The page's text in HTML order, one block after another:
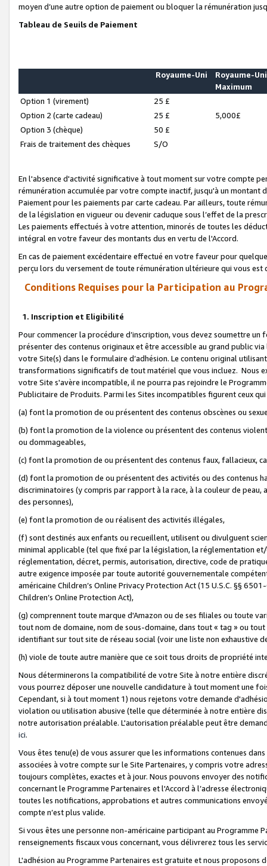
moyen d’une autre option de paiement ou bloquer la rémunération
Tableau de Seuils de Paiement
Royaume-Uni
Royaume-Uni
Maximum
Option 1 (virement)
25 £
Option 2 (carte cadeau)
25 £
5,000£
Option 3 (chèque)
50 £
Frais de traitement des chèques
S/O
En l'absence d'activité significative à tout moment sur votre compte
rémunération accumulée par votre compte inactif, jusqu'à un montant
Paiement pour les paiements par carte cadeau. Par ailleurs, toute
de la législation en vigueur ou devenir caduque sous l’effet de la
Les paiements effectués à votre attention, minorés de toutes les
intégral en votre faveur des montants dus en vertu de l'Accord.
En cas de paiement excédentaire effectué en votre faveur pour
perçu lors du versement de toute rémunération ultérieure qui vous est
Conditions Requises pour la Participation au
1. Inscription et Eligibilité
Pour commencer la procédure d’inscription, vous devez soumettre
présenter des contenus originaux et être accessible au grand public
votre Site(s) dans le formulaire d’adhésion. Le contenu original
transformations significatifs de tout matériel que vous incluez. Nous
votre Site s'avère incompatible, il ne pourra pas rejoindre le
Publicitaire de Produits. Parmi les Sites incompatibles figurent ceux
(a) font la promotion de ou présentent des contenus obscènes ou
(b) font la promotion de la violence ou présentent des contenus
ou dommageables,
(c) font la promotion de ou présentent des contenus faux, fallacieux,
(d) font la promotion de ou présentent des activités ou des contenus
discriminatoires (y compris par rapport à la race, à la couleur de
des personnes),
(e) font la promotion de ou réalisent des activités illégales,
(f) sont destinés aux enfants ou recueillent, utilisent ou divulguent
minimal applicable (tel que fixé par la législation, la réglementation
réglementation, décret, permis, autorisation, directive, code de
autre exigence imposée par toute autorité gouvernementale
américaine Children’s Online Privacy Protection Act (15 U.S.C. §§
Children’s Online Protection Act),
(g) comprennent toute marque d'Amazon ou de ses filiales ou toute
tout nom de domaine, nom de sous-domaine, dans tout « tag » ou
identifiant sur tout site de réseau social (voir une liste non exhaustive
(h) viole de toute autre manière que ce soit tous droits de propriété
Nous déterminerons la compatibilité de votre Site à notre entière
vous pourrez déposer une nouvelle candidature à tout moment une
Cependant, si à tout moment 1) nous rejetons votre demande
violation ou utilisation abusive (telle que déterminée à notre entière
notre autorisation préalable. L'autorisation préalable peut être
ici.
Vous êtes tenu(e) de vous assurer que les informations contenues
associées à votre compte sur le Site Partenaires, y compris votre
toujours complètes, exactes et à jour. Nous pouvons envoyer des
concernant le Programme Partenaires et l'Accord à l’adresse
toutes les notifications, approbations et autres communications
compte n’est plus valide.
Si vous êtes une personne non-américaine participant au
renseignements fiscaux vous concernant, vous délivrerez tous les
L'adhésion au Programme Partenaires est gratuite et nous proposons